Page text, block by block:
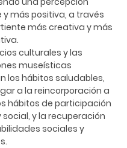
más positiva, a través
más creativa y más
culturales y las
museísticas
los hábitos saludables,
a la reincorporación a
hábitos de participación
y la recuperación
sociales y